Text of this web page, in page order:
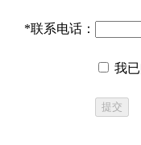
*联系电话：
我
提交